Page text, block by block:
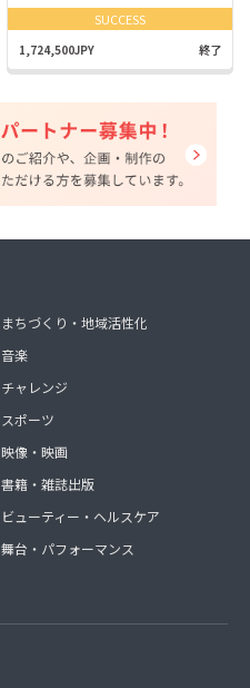
SUCCESS
1,724,500JPY 終了
まちづくり・地域活性化
音楽
チャレンジ
スポーツ
映像・映画
書籍・雑誌出版
ビューティー・ヘルスケア
舞台・パフォーマンス